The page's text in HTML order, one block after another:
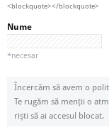
<blockquote></blockquote>
Nume
*necesar
Încercăm să avem o
Te rugăm să menții o
riști să ai accesul blocat.